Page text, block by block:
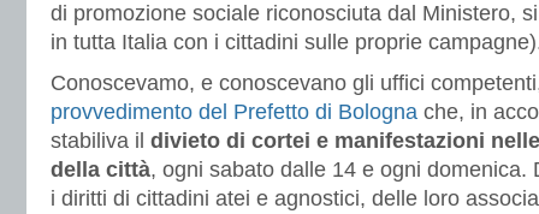
di promozione sociale riconosciuta dal Ministero,
in tutta Italia con i cittadini sulle proprie
Conoscevamo, e conoscevano gli uffici
provvedimento del Prefetto di Bologna che, in
stabiliva il divieto di cortei e manifestazioni
della città, ogni sabato dalle 14 e ogni domenica.
i diritti di cittadini atei e agnostici, delle loro